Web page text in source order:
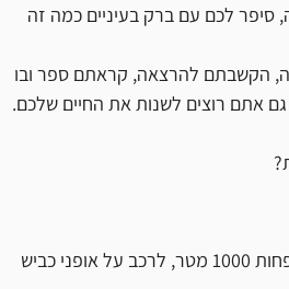
לכם עם ברק בעיניים כמה זה
הקשבתם להרצאה, קראתם ספר ובו
אתם רוצים לשנות את החיים שלכם.
על מנת לעשות טריאתלון כמו שצריך, מומלץ להיות מסוגלים לשחות לפחות 1000 מטר, לרכב על אופני כביש